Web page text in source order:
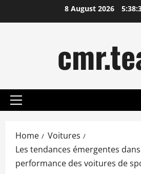
to
8 August 2026
Primary
Home
Voitures
Les tendances émergentes
performance des voitures de